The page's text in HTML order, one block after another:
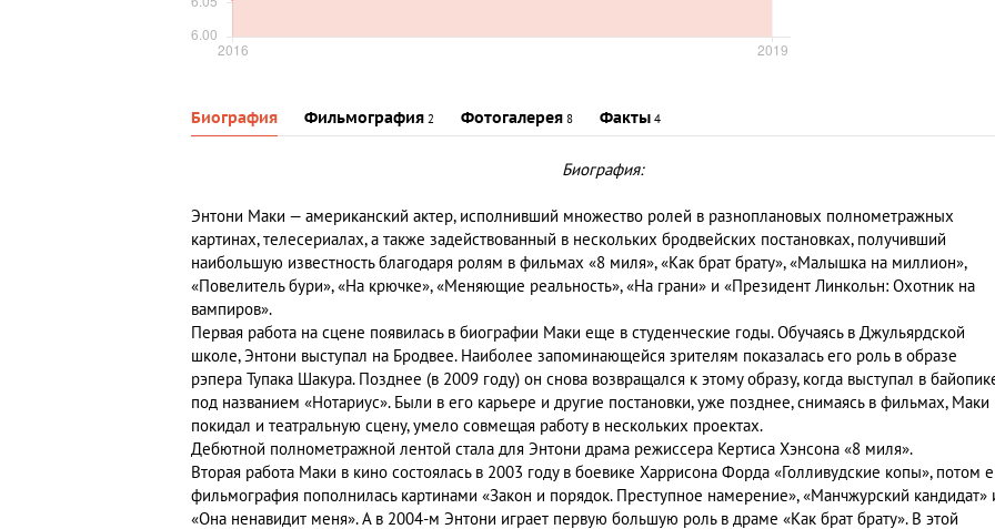
Биография Фильмография 2 Фотогалерея 8 Факты 4
Биография:
Энтони Маки — американский актер, исполнивший множество ролей в разноплановых полнометражных
картинах, телесериалах, а также задействованный в нескольких бродвейских постановках, получивший
наибольшую известность благодаря ролям в фильмах «8 миля», «Как брат брату», «Малышка на миллион»,
«Повелитель бури», «На крючке», «Меняющие реальность», «На грани» и «Президент Линкольн: Охотник на
вампиров».
Первая работа на сцене появилась в биографии Маки еще в студенческие годы. Обучаясь в Джульярдской
школе, Энтони выступал на Бродвее. Наиболее запоминающейся зрителям показалась его роль в образе
рэпера Тупака Шакура. Позднее (в 2009 году) он снова возвращался к этому образу, когда выступал в
под названием «Нотариус». Были в его карьере и другие постановки, уже позднее, снимаясь в фильмах, Маки
покидал и театральную сцену, умело совмещая работу в нескольких проектах.
Дебютной полнометражной лентой стала для Энтони драма режиссера Кертиса Хэнсона «8 миля».
Вторая работа Маки в кино состоялась в 2003 году в боевике Харрисона Форда «Голливудские копы», потом
фильмография пополнилась картинами «Закон и порядок. Преступное намерение», «Манчжурский кандидат»
«Она ненавидит меня». А в 2004-м Энтони играет первую большую роль в драме «Как брат брату». В этой